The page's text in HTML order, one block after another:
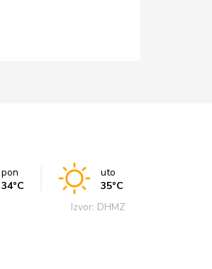
pon
34°C
uto
35°C
Izvor: DHMZ